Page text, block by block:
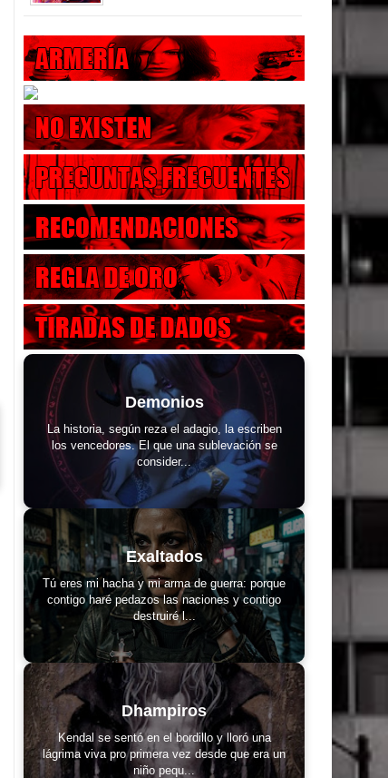
Demonios
La historia, según reza el adagio, la escriben
los vencedores. El que una sublevación se
consider...
Exaltados
Tú eres mi hacha y mi arma de guerra: porque
contigo haré pedazos las naciones y contigo
destruiré l...
Dhampiros
Kendal se sentó en el bordillo y lloró una
lágrima viva pro primera vez desde que era un
niño pequ...